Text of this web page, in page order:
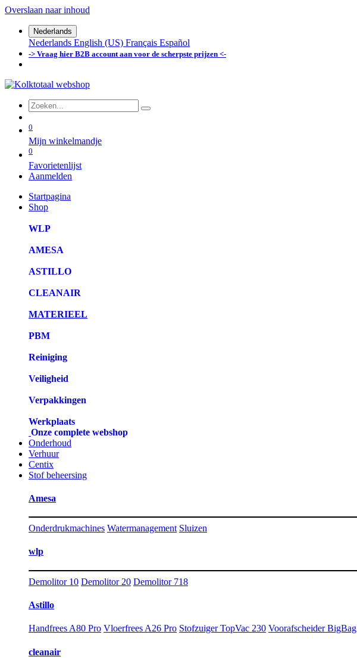
Overslaan naar inhoud
Nederlands
Nederlands English (US) Français Español
-> Vraag hier B2B account aan voor de scherpste prijzen <-
0
Mijn winkelmandje
0
Favorietenlijst
Aanmelden
Startpagina
Shop
WLP
AMESA
ASTILLO
CLEANAIR
MATERIEEL
PBM
Reiniging
Veiligheid
Verpakkingen
Werkplaats
Onze complete webshop
Onderhoud
Verhuur
Centix
Stof beheersing
Amesa
Onderdrukmachines Watermanagement Sluizen
wlp
Demolitor 10 Demolitor 20 Demolitor 718
Astillo
Handfrees A80 Pro Vloerfrees A26 Pro Stofzuiger TopVac 230 Voorafscheider BigBag
cleanair